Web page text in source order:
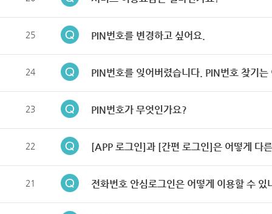
25 PIN번호를 변경하고 싶어요.
24 PIN번호를 잊어버렸습니다. PIN번호 찾기는
23 PIN번호가 무엇인가요?
22 [APP 로그인]과 [간편 로그인]은 어떻게 다
21 전화번호 안심로그인은 어떻게 이용할 수 있